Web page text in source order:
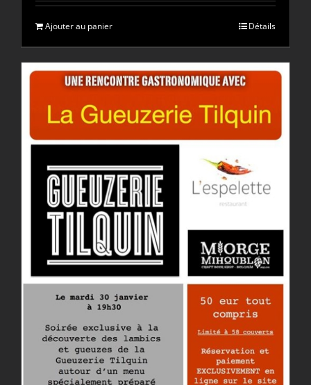
Ajouter au panier Détails